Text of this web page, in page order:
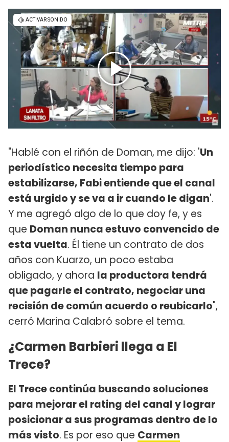
"Hablé con el riñón de Doman, me dijo: 'Un
periodístico necesita tiempo para
estabilizarse, Fabi entiende que el canal
está urgido y se va a ir cuando le digan'.
Y me agregó algo de lo que doy fe, y es
que Doman nunca estuvo convencido de
esta vuelta. Él tiene un contrato de dos
años con Kuarzo, un poco estaba
obligado, y ahora la productora tendrá
que pagarle el contrato, negociar una
recisión de común acuerdo o reubicarlo",
cerró Marina Calabró sobre el tema.
¿Carmen Barbieri llega a El
Trece?
El Trece continúa buscando soluciones
para mejorar el rating del canal y lograr
posicionar a sus programas dentro de lo
más visto. Es por eso que Carmen